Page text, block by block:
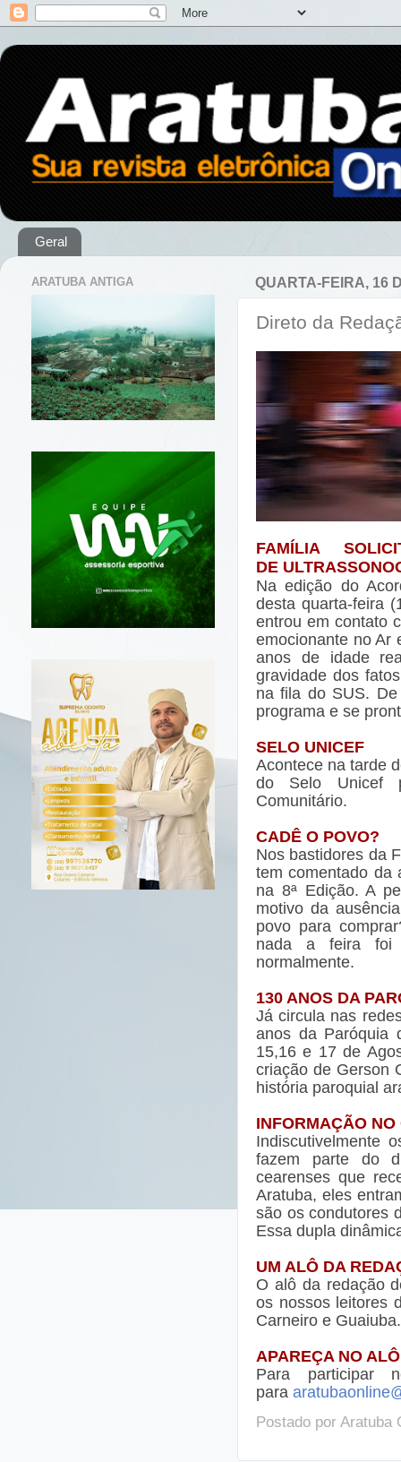
Geral
QUARTA-FEIRA, 16
Direto da
FAMÍLIA
DE
Na edição do
desta quarta-feira
entrou em contato
emocionante no Ar
anos de idade
gravidade dos
na fila do SUS.
programa e se
SELO UNICEF
Acontece na tarde
do Selo Unicef
Comunitário.
CADÊ O POVO?
Nos bastidores da
tem comentado da
na 8ª Edição. A
motivo da
povo para
nada a feira foi
normalmente.
130 ANOS DA
Já circula nas
anos da Paróquia
15,16 e 17 de
criação de Gerson
história paroquial
INFORMAÇÃO
Indiscutivelmente
fazem parte do
cearenses que
Aratuba, eles
são os condutores
Essa dupla
UM ALÔ DA
O alô da redação
os nossos leitores
Carneiro e Guaiuba.
APAREÇA NO
Para participar
para
Postado por Aratuba
ARATUBA ANTIGA